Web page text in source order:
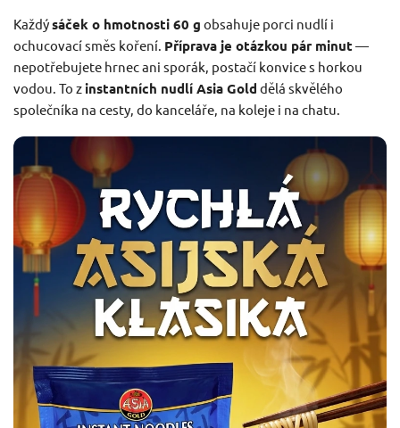
Každýsáček o hmotnosti 60 g obsahuje porci nudlí i
ochucovací směs koření. Příprava je otázkou pár minut —
nepotřebujete hrnec ani sporák, postačí konvice s horkou
vodou. To zinstantních nudlí Asia Gold dělá skvělého
společníka na cesty, do kanceláře, na koleje i na chatu.